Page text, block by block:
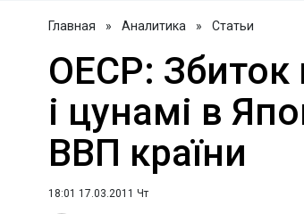
Главная » Аналитика » Статьи
ОЕСР: Збиток
і цунамі в
ВВП країни
18:01 17.03.2011 Чт